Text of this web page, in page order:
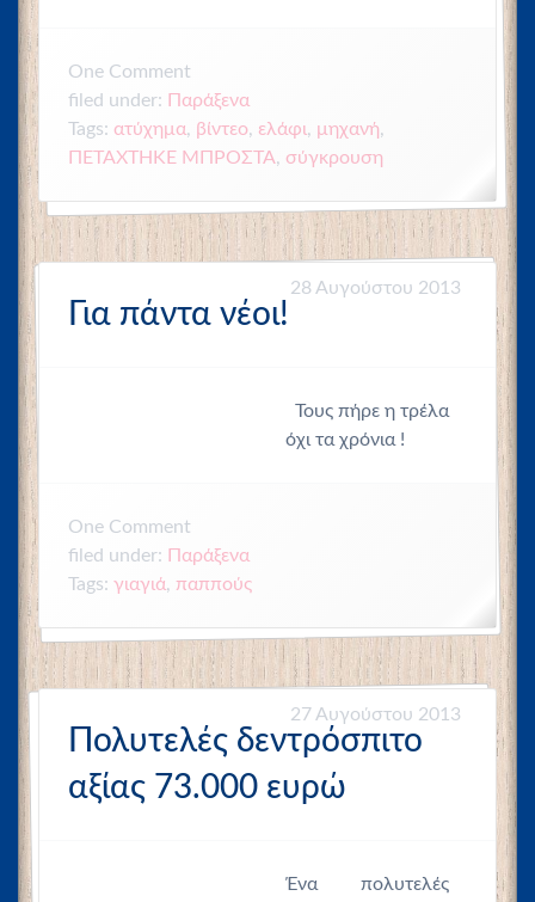
OneComment
filed under: Παράξενα
Tags: ατύχημα, βίντεο, ελάφι, μηχανή,
ΠΕΤΑΧΤΗΚΕ ΜΠΡΟΣΤΑ, σύγκρουση
28 Αυγούστου 2013
Για πάντα νέοι!
Τους πήρε η τρέλα
όχι τα χρόνια !
OneComment
filed under: Παράξενα
Tags: γιαγιά, παππούς
27 Αυγούστου 2013
Πολυτελές δεντρόσπιτο
αξίας 73.000 ευρώ
Ένα πολυτελές